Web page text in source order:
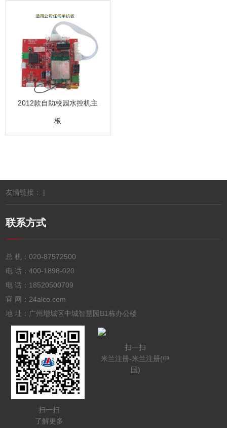
2012款自助校园水控机主
板
友情链接： |
联系方式
总 机：020-87572500
电 话：400-1898-020
电 话： 18520500709
官 网：24alco.com
地 址：广州增城区中城智慧园B1栋办公楼
扫一扫
了解更多
扫一扫
米兰注册-米兰注册(中
国)